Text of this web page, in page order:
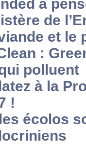
a
de
et le
:
polluent
à la
!
écolos